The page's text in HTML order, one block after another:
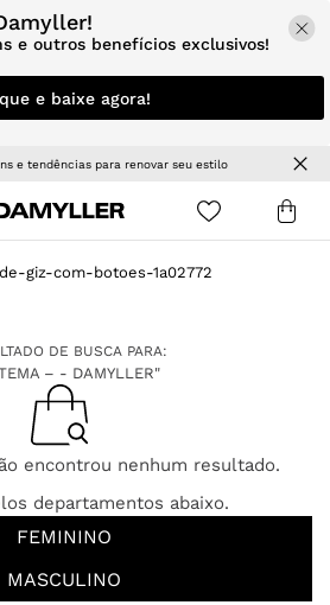
e outros benefícios exclusivos!
e baixe agora!
e tendências para renovar seu estilo
giz-com-botoes-1a02772
DE BUSCA PARA:
– - DAMYLLER"
encontrou nenhum resultado.
departamentos abaixo.
FEMININO
MASCULINO